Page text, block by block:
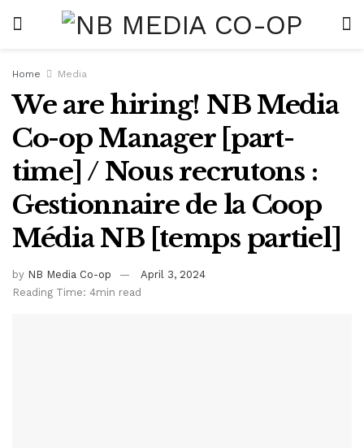
Home Media
We are hiring! NB Media
Co-op Manager [part-
time] / Nous recrutons :
Gestionnaire de la Coop
Média NB [temps partiel]
by NB Media Co-op
April 3, 2024
Reading Time: 4min read